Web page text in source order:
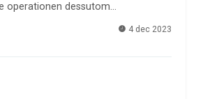
operationen dessutom…
4 dec 2023